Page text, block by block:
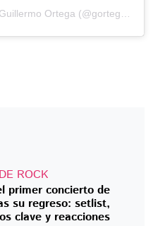
ROCK
primer concierto de
su regreso: setlist,
clave y reacciones